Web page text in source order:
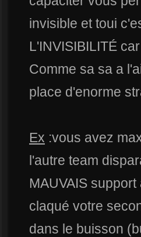
invisible et toui
L'INVISIBILITÉ
Comme sa sa a
place d'enorme
Ex :vous avez
l'autre team
MAUVAIS
claqué votre
dans le buisson